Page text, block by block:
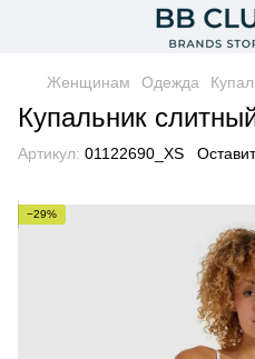
Женщинам Одежда
Купальник
Артикул: 01122690_XS
−29%